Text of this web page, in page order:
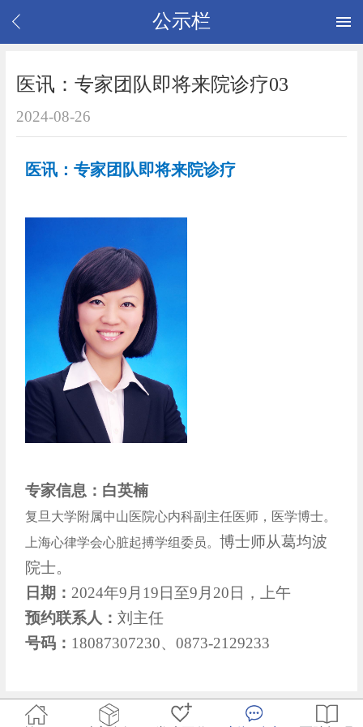
公示栏
医讯：专家团队即将来院诊疗03
2024-08-26
医讯：专家团队即将来院诊疗
专家信息：白英楠
复旦大学附属中山医院心内科副主任医师，医学博士。
上海心律学会心脏起搏学组委员。博士师从葛均波
院士。
日期： 2024年9月19日至9月20日，上午
预约联系人：刘主任
号码： 18087307230、0873-2129233